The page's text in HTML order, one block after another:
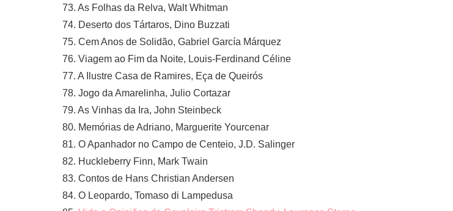
73. As Folhas da Relva, Walt Whitman
74. Deserto dos Tártaros, Dino Buzzati
75. Cem Anos de Solidão, Gabriel García Márquez
76. Viagem ao Fim da Noite, Louis-Ferdinand Céline
77. A Ilustre Casa de Ramires, Eça de Queirós
78. Jogo da Amarelinha, Julio Cortazar
79. As Vinhas da Ira, John Steinbeck
80. Memórias de Adriano, Marguerite Yourcenar
81. O Apanhador no Campo de Centeio, J.D. Salinger
82. Huckleberry Finn, Mark Twain
83. Contos de Hans Christian Andersen
84. O Leopardo, Tomaso di Lampedusa